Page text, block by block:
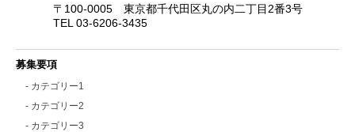
〒100-0005 東京都千代田区丸の内二丁目2番3号
TEL 03-6206-3435
募集要項
- カテゴリー1
- カテゴリー2
- カテゴリー3